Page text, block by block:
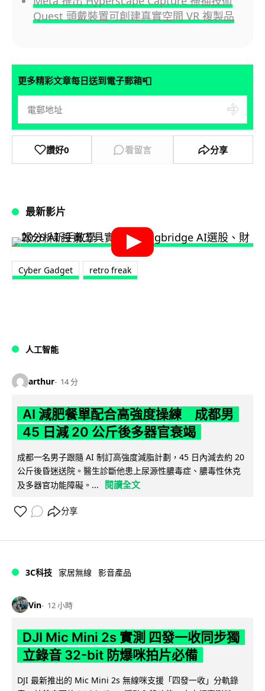
Quest 頭戴裝置可創建真實空間 VR 複製品
更多精彩文章每日送到電子郵箱📮
讚好0 看留言 分享
最新影片
Cyber Gadget retro freak
人工智能
arthur 14 分
AI 減肥餐單配合高強度操練 成都男
45 日減 20 公斤後多器官衰竭
成都一名男子跟隨 AI 制訂高強度減脂計劃，45 日內減去約 20
公斤後昏迷送院。醫生診斷他患上尿源性膿毒症、膿毒性休克
及多器官功能障礙。...
閱讀全文
分享
3C科技 家居無線 影音產品
Vin 12 小時
DJI Mic Mini 2s 實測 四發一收同步獨
立錄音 32-bit 防爆咪拍片必備
DJI 最新推出的 Mic Mini 2s 無線咪支援「四發一收」分軌錄